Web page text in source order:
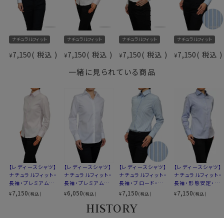
★ナチュラルフィット
細すぎず自然なフィット感でありながらスッキリとしたシ
ルエットのナチュラルフィット。
上質綿を使用した品の良いシンプルなレディース・ワイド
カラーシャツ。
どんなスタイリングにも合う万能シャツとしておすすめの
XS-5号/S-7号/M-9号/L-11号/LL-13号/3L-15号/4L-
17号の全７サイズにてご用意。(サイズ表10)
▼スポット商品につき再入荷はございませんのでご了承
下さい。
素材
綿100％（80番手双糸）
プレミアムコットン＝ペルヴィアンピマ
素材名
カルゼ
衿型
ワイドカラー
キーパー
なし
裏前立て
ポケット
ポケットなし
織柄無地
カフス
シングルボタン
コンバーチブルカフス
サイズ10
XS-5号・S-7号
M-9号・L-11号・LL-13号
3Ｌ-15号・4Ｌ-17号・全7サイズ
スタイル
ナチュラルフィット
生産国
ナチュラルフィット
¥7,150 税込
ナチュラルフィット
¥7,150 税込
ナチュラルフィット
¥7,150 税込
ナチュラルフィット
¥7,150 税込
一緒に見られている商品
【レディースシャツ】
ナチュラルフィット・
長袖・プレミアムコ
ットン・形態安定・ワ
イドカラー
¥7,150(税込)
【レディースシャツ】
ナチュラルフィット・
長袖・プレミアムコ
ットン・形態安定・ワ
イドカラー
¥6,050(税込)
【レディースシャツ】
ナチュラルフィット・
長袖・ブロード・ワイ
ドカラー・日本製
¥7,150(税込)
【レディースシャツ】
ナチュラルフィット・
長袖・形態安定・プ
レミアムコットン・オ
ックスフォード・ワイ
¥7,150(税込)
HISTORY